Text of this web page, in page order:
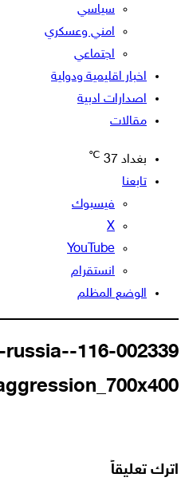
سياسي
امني وعسكري
اجتماعي
اخبار اقليمية ودولية
اصدارات ادبية
مقالات
بغداد 37
℃
تابعنا
فيسبوك
‫X
‫YouTube
انستقرام
الوضع المظلم
qatar-russia-
اترك تعليقاً